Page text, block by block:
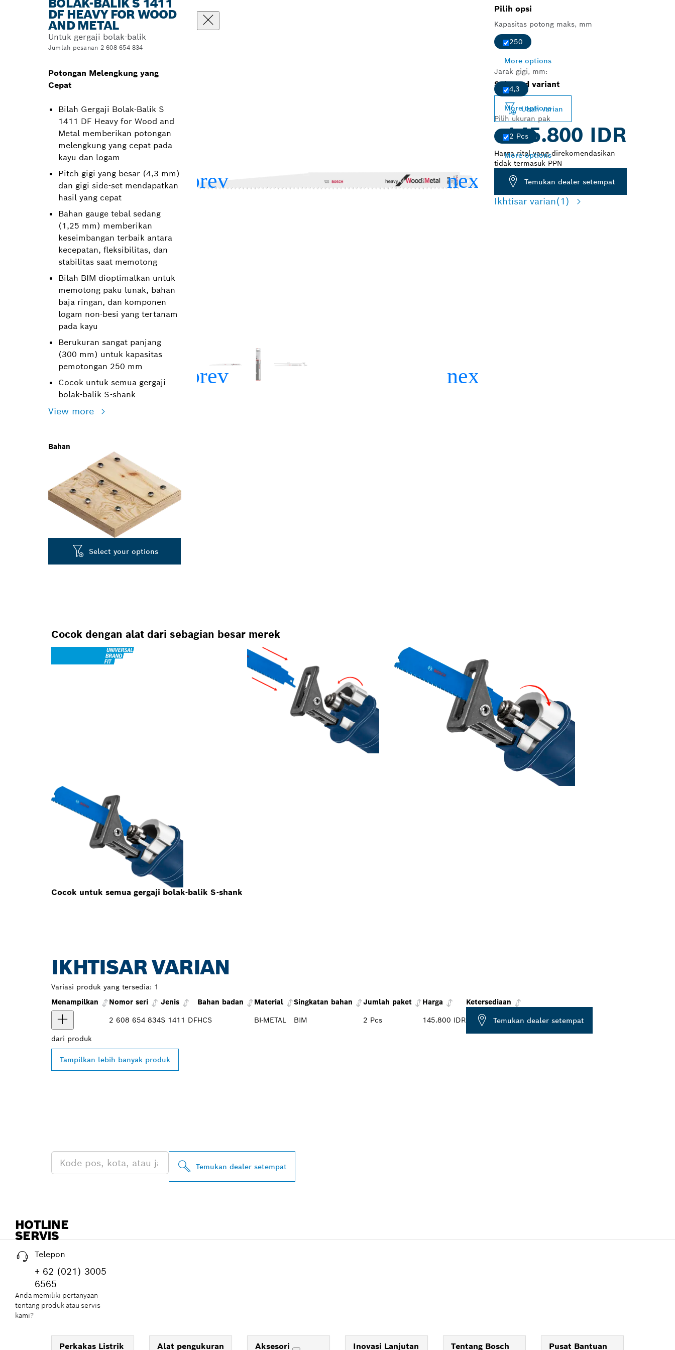
BOLAK-BALIK S 1411
DF HEAVY FOR WOOD
AND METAL
Untuk gergaji bolak-balik
Jumlah pesanan 2 608 654 834
Potongan Melengkung yang
Cepat
Bilah Gergaji Bolak-Balik S
1411 DF Heavy for Wood and
Metal memberikan potongan
melengkung yang cepat pada
kayu dan logam
Pitch gigi yang besar (4,3 mm)
dan gigi side-set mendapatkan
hasil yang cepat
Bahan gauge tebal sedang
(1,25 mm) memberikan
keseimbangan terbaik antara
kecepatan, fleksibilitas, dan
stabilitas saat memotong
Bilah BIM dioptimalkan untuk
memotong paku lunak, bahan
baja ringan, dan komponen
logam non-besi yang tertanam
pada kayu
Berukuran sangat panjang
(300 mm) untuk kapasitas
pemotongan 250 mm
Cocok untuk semua gergaji
bolak-balik S-shank
View more
Bahan
Select your options
Pilih opsi
Kapasitas potong maks, mm
250
More options
Jarak gigi, mm:
4,3
More options
Pilih ukuran pak
2 Pcs
More options
Selected variant
Ubah varian
145.800 IDR
Harga ritel yang direkomendasikan
tidak termasuk PPN
Temukan dealer setempat
Ikhtisar varian(1)
Cocok dengan alat dari sebagian besar merek
Cocok untuk semua gergaji bolak-balik S-shank
IKHTISAR VARIAN
Variasi produk yang tersedia: 1
Menampilkan
Nomor seri Jenis Bahan badan Material Singkatan bahan Jumlah paket Harga
Ketersediaan
2 608 654 834S 1411 DFHCS BI-METAL BIM 2 Pcs 145.800 IDR Temukan dealer setempat
dari produk
Tampilkan lebih banyak produk
Temukan dealer setempat
HOTLINE
SERVIS
Telepon
+ 62 (021) 3005
6565
Anda memiliki pertanyaan
tentang produk atau servis
kami?
Perkakas Listrik Alat pengukuran Aksesori Inovasi Lanjutan Tentang Bosch Pusat Bantuan